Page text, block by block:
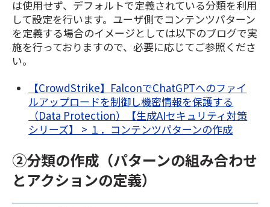
は使用せず、デフォルトで定義されている分類を利用
して設定を行います。ユーザ側でコンテンツパターン
を定義する場合のイメージとしては以下のブログで実
施を行っておりますので、必要に応じてご参照くださ
い。
【CrowdStrike】FalconでChatGPTへのファイ
ルアップロードを制御し機密情報を保護する
（Data Protection）【生成AIセキュリティ対策
シリーズ】 > １．コンテンツパターンの作成
②分類の作成（パターンの組み合わせ
とアクションの定義）